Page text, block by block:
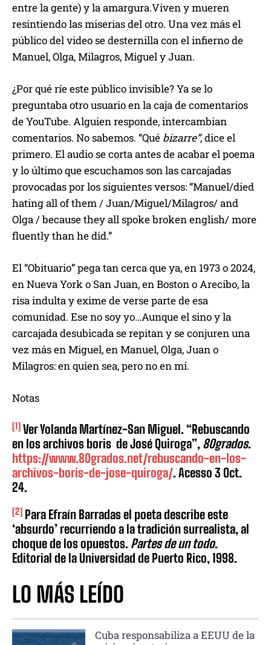
entre la gente) y la amargura.Viven y mueren
resintiendo las miserias del otro. Una vez más el
público del video se desternilla con el infierno de
Manuel, Olga, Milagros, Miguel y Juan.
¿Por qué ríe este público invisible? Ya se lo
preguntaba otro usuario en la caja de comentarios
de YouTube. Alguien responde, intercambian
comentarios. No sabemos. “Qué bizarre”, dice el
primero. El audio se corta antes de acabar el poema
y lo último que escuchamos son las carcajadas
provocadas por los siguientes versos: “Manuel/died
hating all of them / Juan/Miguel/Milagros/ and
Olga / because they all spoke broken english/ more
fluently than he did.”
El “Obituario” pega tan cerca que ya, en 1973 o 2024,
en Nueva York o San Juan, en Boston o Arecibo, la
risa indulta y exime de verse parte de esa
comunidad. Ese no soy yo…Aunque el sino y la
carcajada desubicada se repitan y se conjuren una
vez más en Miguel, en Manuel, Olga, Juan o
Milagros: en quien sea, pero no en mí.
Notas
[1] Ver Yolanda Martínez-San Miguel. “Rebuscando
en los archivos boris de José Quiroga”, 80grados.
https://www.80grados.net/rebuscando-en-los-
archivos-boris-de-jose-quiroga/. Acesso 3 Oct.
24.
[2] Para Efraín Barradas el poeta describe este
‘absurdo’ recurriendo a la tradición surrealista, al
choque de los opuestos. Partes de un todo.
Editorial de la Universidad de Puerto Rico, 1998.
LO MÁS LEÍDO
Cuba responsabiliza a EEUU de la